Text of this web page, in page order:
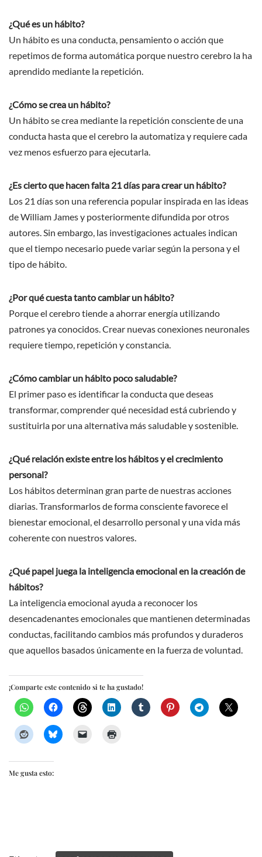
¿Qué es un hábito?
Un hábito es una conducta, pensamiento o acción que
repetimos de forma automática porque nuestro cerebro la ha
aprendido mediante la repetición.
¿Cómo se crea un hábito?
Un hábito se crea mediante la repetición consciente de una
conducta hasta que el cerebro la automatiza y requiere cada
vez menos esfuerzo para ejecutarla.
¿Es cierto que hacen falta 21 días para crear un hábito?
Los 21 días son una referencia popular inspirada en las ideas
de William James y posteriormente difundida por otros
autores. Sin embargo, las investigaciones actuales indican
que el tiempo necesario puede variar según la persona y el
tipo de hábito.
¿Por qué cuesta tanto cambiar un hábito?
Porque el cerebro tiende a ahorrar energía utilizando
patrones ya conocidos. Crear nuevas conexiones neuronales
requiere tiempo, repetición y constancia.
¿Cómo cambiar un hábito poco saludable?
El primer paso es identificar la conducta que deseas
transformar, comprender qué necesidad está cubriendo y
sustituirla por una alternativa más saludable y sostenible.
¿Qué relación existe entre los hábitos y el crecimiento
personal?
Los hábitos determinan gran parte de nuestras acciones
diarias. Transformarlos de forma consciente favorece el
bienestar emocional, el desarrollo personal y una vida más
coherente con nuestros valores.
¿Qué papel juega la inteligencia emocional en la creación de
hábitos?
La inteligencia emocional ayuda a reconocer los
desencadenantes emocionales que mantienen determinadas
conductas, facilitando cambios más profundos y duraderos
que aquellos basados únicamente en la fuerza de voluntad.
¡Comparte este contenido si te ha gustado!
Me gusta esto: